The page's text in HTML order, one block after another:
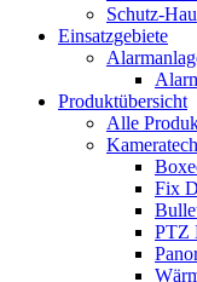
Schutz-
Einsatzgebiete
Produktübersicht
Alle
Fix
PTZ